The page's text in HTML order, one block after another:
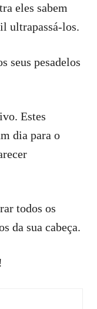
eles sabem
ultrapassá-los.
seus pesadelos
Estes
dia para o
todos os
da sua cabeça.